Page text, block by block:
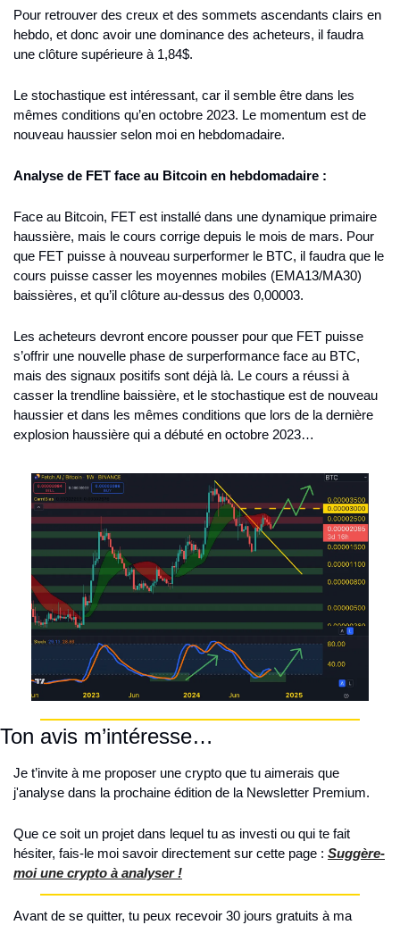
Pour retrouver des creux et des sommets ascendants clairs en
hebdo, et donc avoir une dominance des acheteurs, il faudra
une clôture supérieure à 1,84$.
Le stochastique est intéressant, car il semble être dans les
mêmes conditions qu’en octobre 2023. Le momentum est de
nouveau haussier selon moi en hebdomadaire.
Analyse de FET face au Bitcoin en hebdomadaire :
Face au Bitcoin, FET est installé dans une dynamique primaire
haussière, mais le cours corrige depuis le mois de mars. Pour
que FET puisse à nouveau surperformer le BTC, il faudra que le
cours puisse casser les moyennes mobiles (EMA13/MA30)
baissières, et qu’il clôture au-dessus des 0,00003.
Les acheteurs devront encore pousser pour que FET puisse
s’offrir une nouvelle phase de surperformance face au BTC,
mais des signaux positifs sont déjà là. Le cours a réussi à
casser la trendline baissière, et le stochastique est de nouveau
haussier et dans les mêmes conditions que lors de la dernière
explosion haussière qui a débuté en octobre 2023…
Ton avis m’intéresse…
Je t’invite à me proposer une crypto que tu aimerais que
j'analyse dans la prochaine édition de la Newsletter Premium.
Que ce soit un projet dans lequel tu as investi ou qui te fait
hésiter, fais-le moi savoir directement sur cette page : Suggère-
moi une crypto à analyser !
Avant de se quitter, tu peux recevoir 30 jours gratuits à ma